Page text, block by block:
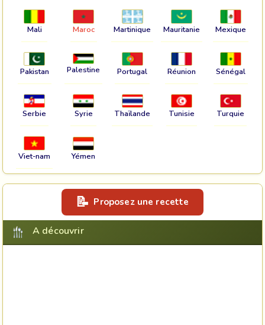
Mali Maroc Martinique Mauritanie Mexique
Pakistan Palestine Portugal Réunion Sénégal
Serbie Syrie Thaïlande Tunisie Turquie
Viet-nam Yémen
Proposez une recette
A découvrir